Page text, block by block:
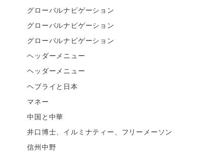
グローバルナビゲーション
グローバルナビゲーション
グローバルナビゲーション
ヘッダーメニュー
ヘッダーメニュー
ヘブライと日本
マネー
中国と中華
井口博士、イルミナティー、フリーメーソン
信州中野